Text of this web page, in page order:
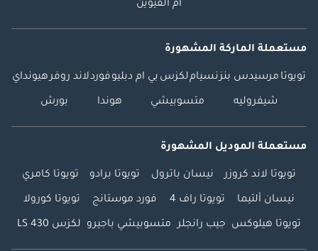
أم القيوين
مستعملة الماركة المشهورة
تويوتا مرسيدس بنزنسياملكزس بي ام دبليوفوردلاند روفرهيونداي
شيفروليه متسوبيشي هوندا بورش
مستعملة الموديل المشهورة
تويوتا لاند كروزر نيسان باترول تويوتا برادو تويوتا كامري
نيسان ألتيما تويوتا راف 4 فورد موستانج تويوتا كورولا
تويوتا هيلوكس جيب رانجلر متسوبيشي باجيرو لكزس LS 430